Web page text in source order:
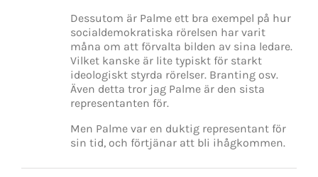
Dessutom är Palme ett bra exempel på hur
socialdemokratiska rörelsen har varit
måna om att förvalta bilden av sina ledare.
Vilket kanske är lite typiskt för starkt
ideologiskt styrda rörelser. Branting osv.
Även detta tror jag Palme är den sista
representanten för.
Men Palme var en duktig representant för
sin tid, och förtjänar att bli ihågkommen.